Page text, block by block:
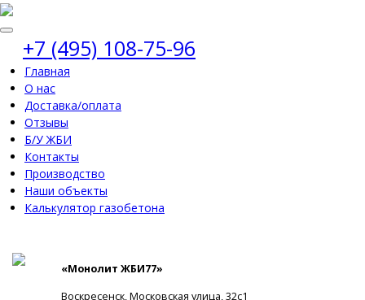
+7 (495) 108-75-96
Главная
О нас
Доставка/оплата
Отзывы
Б/У ЖБИ
Контакты
Производство
Наши объекты
Калькулятор газобетона
«Монолит ЖБИ77»
Воскресенск, Московская улица, 32с1